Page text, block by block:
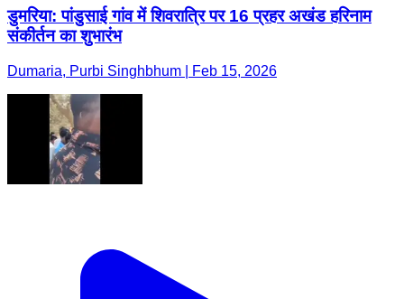
डुमरिया: पांडुसाई गांव में शिवरात्रि पर 16 प्रहर अखंड हरिनाम
संकीर्तन का शुभारंभ
Dumaria, Purbi Singhbhum | Feb 15, 2026